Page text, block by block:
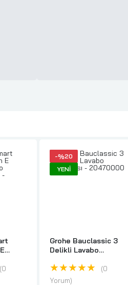
-
0
-%20
YENI
Grohe Bauclassic 3
Delikli Lavabo
★★★★★
0
Yorum